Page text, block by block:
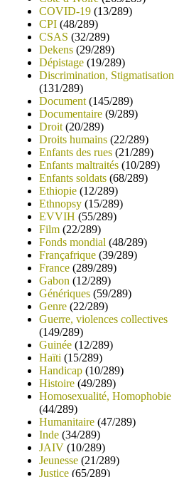
COVID-19 (13/289)
CPI (48/289)
CSAS (32/289)
Dekens (29/289)
Dépistage (19/289)
Discrimination, Stigmatisation
(131/289)
Document (145/289)
Documentaire (9/289)
Droit (20/289)
Droits humains (22/289)
Enfants des rues (21/289)
Enfants maltraités (10/289)
Enfants soldats (68/289)
Ethiopie (12/289)
Ethnopsy (15/289)
EVVIH (55/289)
Film (22/289)
Fonds mondial (48/289)
Françafrique (39/289)
France (289/289)
Gabon (12/289)
Génériques (59/289)
Genre (22/289)
Guerre, violences collectives
(149/289)
Guinée (12/289)
Haïti (15/289)
Handicap (10/289)
Histoire (49/289)
Homosexualité, Homophobie
(44/289)
Humanitaire (47/289)
Inde (34/289)
JAIV (10/289)
Jeunesse (21/289)
Justice (65/289)